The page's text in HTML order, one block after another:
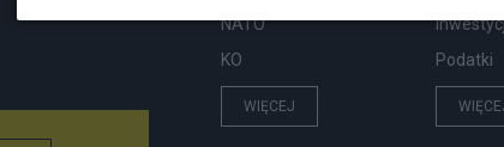
NATO
KO
WIĘCEJ
Podatki